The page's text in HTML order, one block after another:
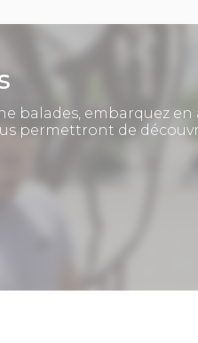
balades, embarquez en
permettront de